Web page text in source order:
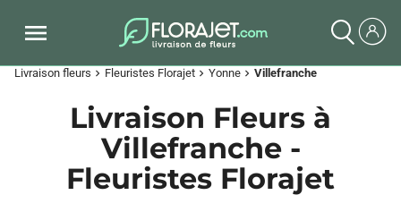
Livraison fleurs chevron_right Fleuristes Florajet chevron_right Yonne chevron_right Villefranche
Livraison Fleurs à
Villefranche -
Fleuristes Florajet